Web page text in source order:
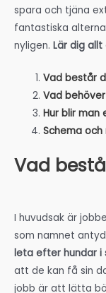
spara och tjäna
fantastiska
nyligen. Lär dig
Vad består
Vad
Hur blir man
Schema
Vad
I huvudsak är
som namnet
leta efter hundar i
att de kan få sin
jobb är att lätta